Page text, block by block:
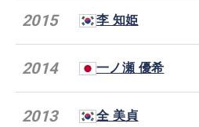
2015 李 知姫
2014 一ノ瀬 優希
2013 全 美貞